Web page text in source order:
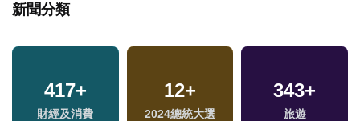
新聞分類
417+
財經及消費
12+
2024總統大選
343+
旅遊